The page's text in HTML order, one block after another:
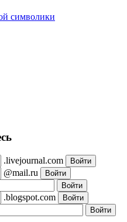
символики
.livejournal.com
@mail.ru
.blogspot.com